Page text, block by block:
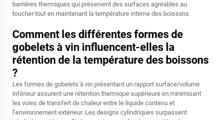
barrières thermiques qui préservent des surfaces agréables au
toucher tout en maintenant la température interne des boissons.
Comment les différentes formes de
gobelets à vin influencent-elles la
rétention de la température des boissons
?
Les formes de gobelets à vin présentant un rapport surface/volume
inférieur assurent une rétention thermique supérieure en minimisant
les voies de transfert de chaleur entre le liquide contenu et
l’environnement extérieur. Les designs cylindriques surpassent